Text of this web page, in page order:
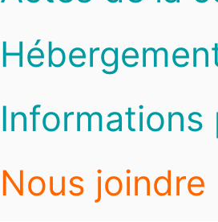
Informations
Nous joindre